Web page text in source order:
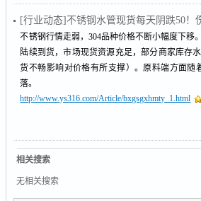
[行业动态]不锈钢水管现货每天阴跌50！
不锈钢行情走弱，304品种价格不断小幅度下
陆续到货，市场现货资源充足，部分商家库存
货不畅影响对价格有所支撑）。原料端方面
落。
http://www.ys316.com/Article/bxgsgxhmty_1.html
相关搜索
无相关搜索